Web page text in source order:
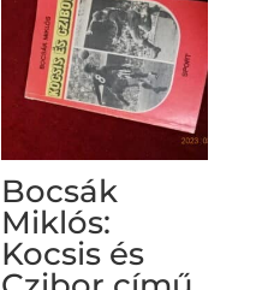
Bocsák
Miklós:
Kocsis és